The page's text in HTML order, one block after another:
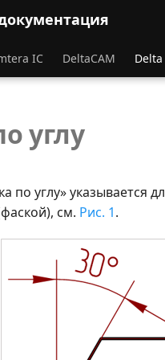
IC DeltaCAM
углу
по углу» указывается
см. Рис. 1.